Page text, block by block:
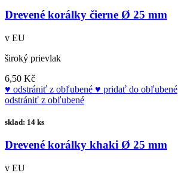
Drevené korálky čierne Ø 25 mm
v EU
široký prievlak
6,50 Kč
odstrániť z obľubené
pridať do obľubené
odstrániť z obľubené
sklad: 14 ks
Drevené korálky khaki Ø 25 mm
v EU